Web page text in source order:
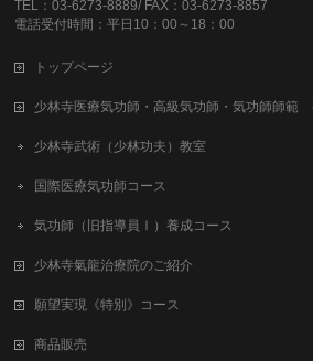
TEL：03-6273-8889/ FAX：03-6273-8857
電話受付時間：平日10：00～18：00
トップページ
少林寺医療気功師・高級気功師・気功師師範
少林寺武術（少林功夫）教室
国際医療気功師コース
気功師（旧指導員Ⅰ）養成コース
少林寺氣龍治療院のご紹介
願望実現《特別》コース
商品販売